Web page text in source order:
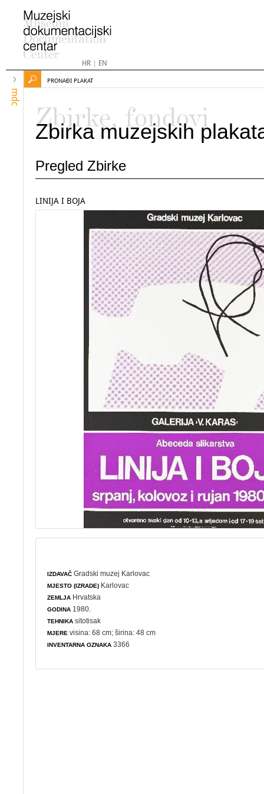
HR| EN
mdc
PRONAĐI PLAKAT
Zbirke, fondovi
Zbirka muzejskih
Pregled Zbirke
LINIJA I BOJA
IZDAVAČ Gradski muzej Karlovac
MJESTO (IZRADE) Karlovac
ZEMLJA Hrvatska
GODINA 1980.
TEHNIKA sitotisak
MJERE visina: 68 cm; širina: 48 cm
INVENTARNA OZNAKA 3366